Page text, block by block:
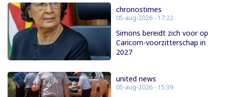
chronostimes
05-aug-2026 - 17:22
Simons bereidt zich voor op
Caricom-voorzitterschap in
2027
united news
05-aug-2026 - 15:39